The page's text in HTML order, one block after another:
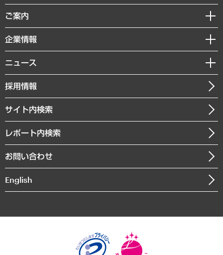
組織・人事戦略
デジタルイノベーション
共生・ダイバーシティ
GRC（ガバナンス・リスク・コンプライアンス）・防災（政策）
経済・産業・雇用・労働
まちづくり・観光・交通・スポーツ・スマートシティ
自然資源・農林水産業・食料システム
経済調査
レポート
コラム
経営用語集
受託・受注実績（官公庁関連）
メディア掲載・出演
ご案内
セミナー・イベント情報
MUFGビジネスセミナー
受託案件情報
企業情報
私たちの想い
社長メッセージ
会社概要
沿革
組織図・本部部室紹介
インドネシア現地法人
個人情報保護方針
ニュース
ニュースリリース
お知らせ
採用情報
サイト内検索
レポート内検索
お問い合わせ
English